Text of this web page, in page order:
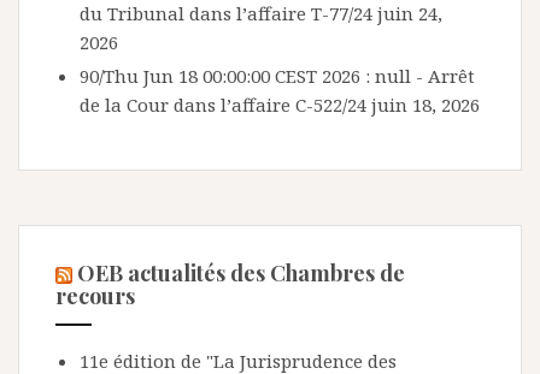
du Tribunal dans l’affaire T-77/24 juin 24,
2026
90/Thu Jun 18 00:00:00 CEST 2026 : null - Arrêt
de la Cour dans l’affaire C-522/24 juin 18, 2026
OEB actualités des Chambres de
recours
11e édition de "La Jurisprudence des